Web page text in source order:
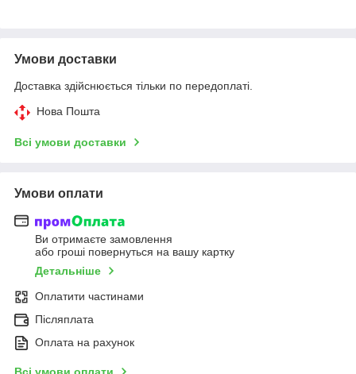
Умови доставки
Доставка здійснюється тільки по передоплаті.
Нова Пошта
Всі умови доставки
Умови оплати
Ви отримаєте замовлення
або гроші повернуться на вашу картку
Детальніше
Оплатити частинами
Післяплата
Оплата на рахунок